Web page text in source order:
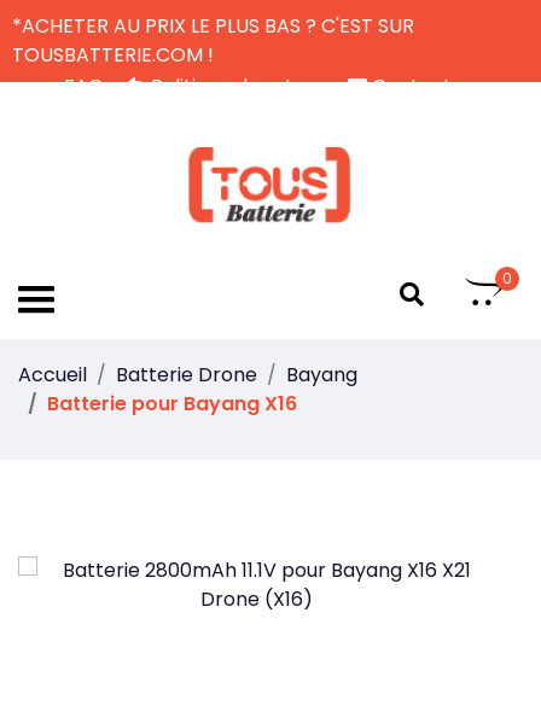
*ACHETER AU PRIX LE PLUS BAS ? C'EST SUR
TOUSBATTERIE.COM !
FAQ
Politique de retour
Contactez-nous
0
Accueil Batterie Drone
Bayang
Batterie pour Bayang X16